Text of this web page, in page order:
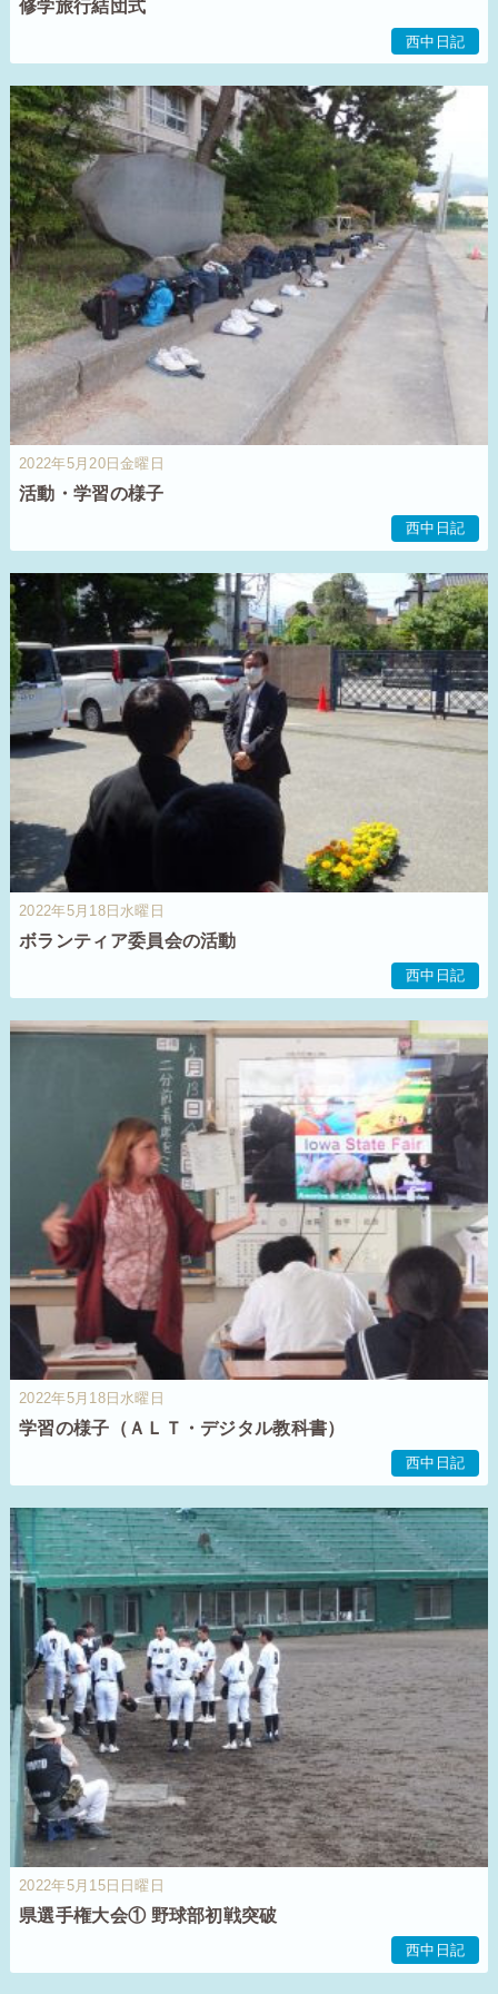
修学旅行結団式
西中日記
2022年5月20日金曜日
活動・学習の様子
西中日記
2022年5月18日水曜日
ボランティア委員会の活動
西中日記
2022年5月18日水曜日
学習の様子（ＡＬＴ・デジタル教科書）
西中日記
2022年5月15日日曜日
県選手権大会① 野球部初戦突破
西中日記